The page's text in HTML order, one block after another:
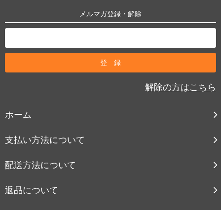
メルマガ登録・解除
解除の方はこちら
ホーム
支払い方法について
配送方法について
返品について